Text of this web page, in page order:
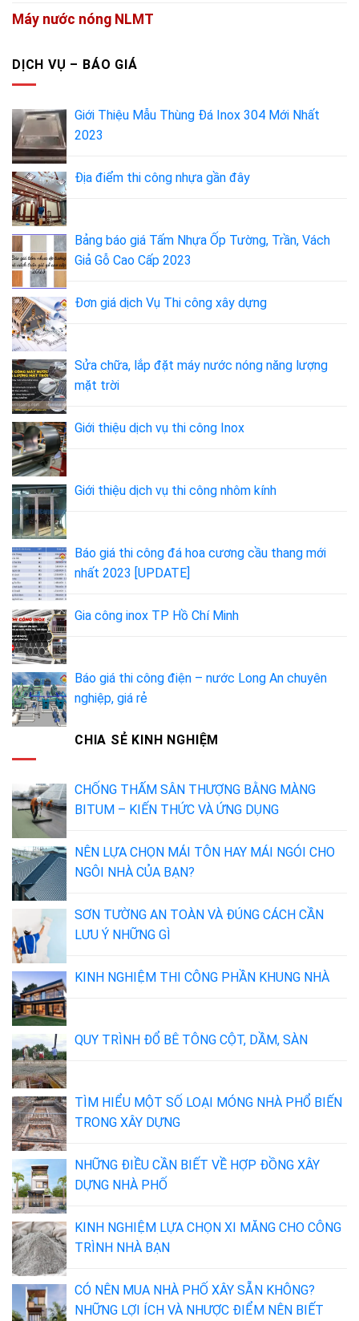
Máy nước nóng NLMT
DỊCH VỤ – BÁO GIÁ
Giới Thiệu Mẫu Thùng Đá Inox 304 Mới Nhất
2023
Địa điểm thi công nhựa gần đây
Bảng báo giá Tấm Nhựa Ốp Tường, Trần, Vách
Giả Gỗ Cao Cấp 2023
Đơn giá dịch Vụ Thi công xây dựng
Sửa chữa, lắp đặt máy nước nóng năng lượng
mặt trời
Giới thiệu dịch vụ thi công Inox
Giới thiệu dịch vụ thi công nhôm kính
Báo giá thi công đá hoa cương cầu thang mới
nhất 2023 [UPDATE]
Gia công inox TP Hồ Chí Minh
Báo giá thi công điện – nước Long An chuyên
nghiệp, giá rẻ
CHIA SẺ KINH NGHIỆM
CHỐNG THẤM SÂN THƯỢNG BẰNG MÀNG
BITUM – KIẾN THỨC VÀ ỨNG DỤNG
NÊN LỰA CHỌN MÁI TÔN HAY MÁI NGÓI CHO
NGÔI NHÀ CỦA BẠN?
SƠN TƯỜNG AN TOÀN VÀ ĐÚNG CÁCH CẦN
LƯU Ý NHỮNG GÌ
KINH NGHIỆM THI CÔNG PHẦN KHUNG NHÀ
QUY TRÌNH ĐỔ BÊ TÔNG CỘT, DẦM, SÀN
TÌM HIỂU MỘT SỐ LOẠI MÓNG NHÀ PHỔ BIẾN
TRONG XÂY DỰNG
NHỮNG ĐIỀU CẦN BIẾT VỀ HỢP ĐỒNG XÂY
DỰNG NHÀ PHỐ
KINH NGHIỆM LỰA CHỌN XI MĂNG CHO CÔNG
TRÌNH NHÀ BẠN
CÓ NÊN MUA NHÀ PHỐ XÂY SẴN KHÔNG?
NHỮNG LỢI ÍCH VÀ NHƯỢC ĐIỂM NÊN BIẾT